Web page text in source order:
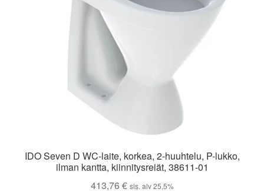
IDO Seven D WC-laite, korkea, 2-huuhtelu, P-lukko,
ilman kantta, kiinnitysreiät, 38611-01
413,76 € sis. alv 25,5%